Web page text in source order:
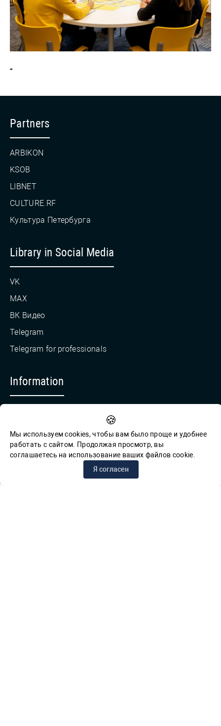
-
Partners
ARBIKON
KSOB
LIBNET
CULTURE.RF
Культура Петербурга
Library in Social Media
VK
MAX
ВК Видео
Telegram
Telegram for professionals
Information
Feedback for reports of corruption
© СПб ГБУК ГСЦБС, 2012-2026 гг.
🍪
Мы используем cookies, чтобы вам было проще и удобнее
работать с сайтом. Продолжая просмотр, вы
соглашаетесь на использование ваших файлов cookie.
Я согласен